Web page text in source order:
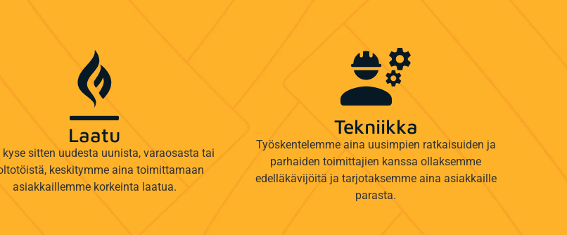
Laatu
kyse sitten uudesta uunista, varaosasta tai
keskitymme aina toimittamaan
asiakkaillemme korkeinta laatua.
Tekniikka
Työskentelemme aina uusimpien ratkaisuiden ja
parhaiden toimittajien kanssa ollaksemme
edelläkävijöitä ja tarjotaksemme aina asiakkaille
parasta.